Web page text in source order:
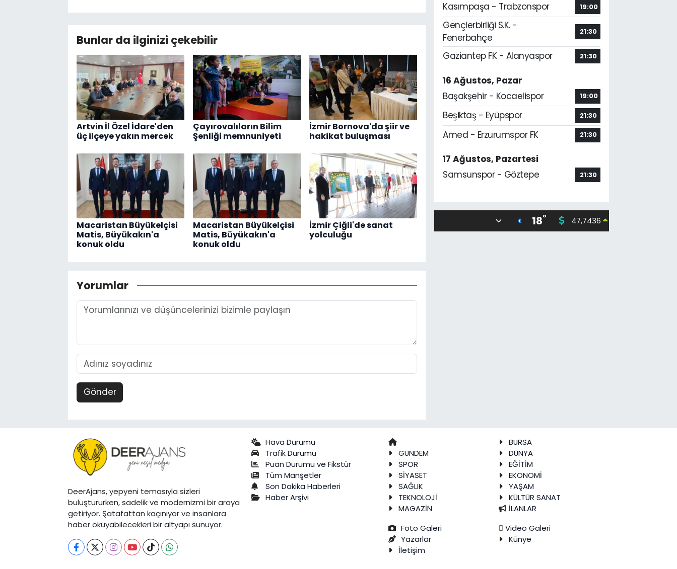
Bunlar da ilginizi çekebilir
Artvin İl Özel İdare'den
üç ilçeye yakın mercek
Çayırovalıların Bilim
Şenliği memnuniyeti
İzmir Bornova'da şiir ve
hakikat buluşması
Macaristan Büyükelçisi
Matis, Büyükakın'a
konuk oldu
Macaristan Büyükelçisi
Matis, Büyükakın'a
konuk oldu
İzmir Çiğli'de sanat
yolculuğu
Yorumlar
Gönder
Kasımpaşa - Trabzonspor 19:00
Gençlerbirliği S.K. -
Fenerbahçe
21:30
Gaziantep FK - Alanyaspor 21:30
16 Ağustos, Pazar
Başakşehir - Kocaelispor
19:00
Beşiktaş - Eyüpspor 21:30
Amed - Erzurumspor FK 21:30
17 Ağustos, Pazartesi
Samsunspor - Göztepe
21:30
18° 47,7436
DeerAjans, yepyeni temasıyla sizleri
buluştururken, sadelik ve modernizmi bir araya
getiriyor. Şatafattan kaçınıyor ve insanlara
haber okuyabilecekleri bir altyapı sunuyor.
Hava Durumu
Trafik Durumu
Puan Durumu ve Fikstür
Tüm Manşetler
Son Dakika Haberleri
Haber Arşivi
BURSA
GÜNDEM
DÜNYA
SPOR
EĞİTİM
SİYASET
EKONOMİ
SAĞLIK
YAŞAM
TEKNOLOJİ
KÜLTÜR SANAT
MAGAZİN
İLANLAR
Foto Galeri
Video Galeri
Yazarlar
Künye
İletişim